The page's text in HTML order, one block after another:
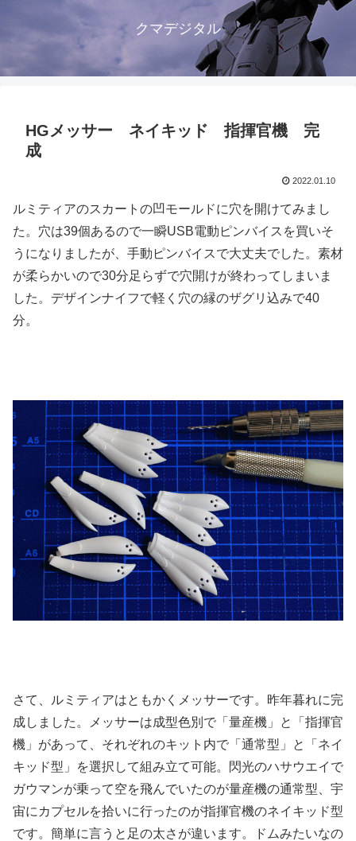
クマデジタル
HGメッサー ネイキッド 指揮官機 完
成
2022.01.10
ルミティアのスカートの凹モールドに穴を開けてみまし
た。穴は39個あるので一瞬USB電動ピンバイスを買いそ
うになりましたが、手動ピンバイスで大丈夫でした。素材
が柔らかいので30分足らずで穴開けが終わってしまいま
した。デザインナイフで軽く穴の縁のザグリ込みで40
分。
さて、ルミティアはともかくメッサーです。昨年暮れに完
成しました。メッサーは成型色別で「量産機」と「指揮官
機」があって、それぞれのキット内で「通常型」と「ネイ
キッド型」を選択して組み立て可能。閃光のハサウエイで
ガウマンが乗って空を飛んでいたのが量産機の通常型、宇
宙にカプセルを拾いに行ったのが指揮官機のネイキッド型
です。簡単に言うと足の太さが違います。ドムみたいなの